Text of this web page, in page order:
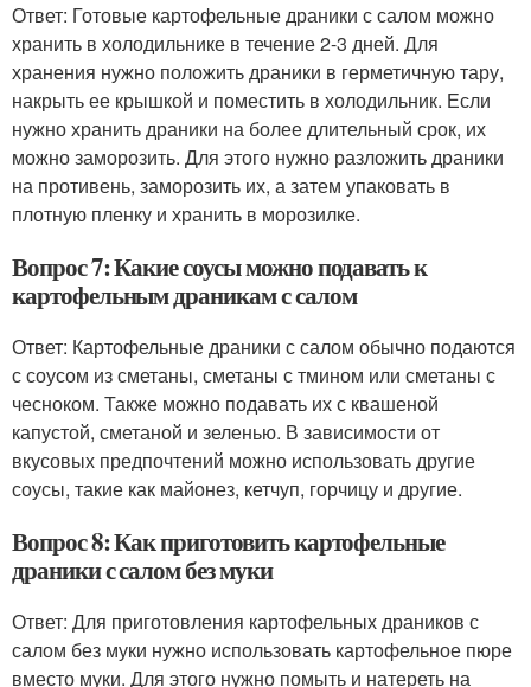
Ответ: Готовые картофельные драники с салом можно
хранить в холодильнике в течение 2-3 дней. Для
хранения нужно положить драники в герметичную тару,
накрыть ее крышкой и поместить в холодильник. Если
нужно хранить драники на более длительный срок, их
можно заморозить. Для этого нужно разложить драники
на противень, заморозить их, а затем упаковать в
плотную пленку и хранить в морозилке.
Вопрос 7: Какие соусы можно подавать к
картофельным драникам с салом
Ответ: Картофельные драники с салом обычно подаются
с соусом из сметаны, сметаны с тмином или сметаны с
чесноком. Также можно подавать их с квашеной
капустой, сметаной и зеленью. В зависимости от
вкусовых предпочтений можно использовать другие
соусы, такие как майонез, кетчуп, горчицу и другие.
Вопрос 8: Как приготовить картофельные
драники с салом без муки
Ответ: Для приготовления картофельных драников с
салом без муки нужно использовать картофельное пюре
вместо муки. Для этого нужно помыть и натереть на